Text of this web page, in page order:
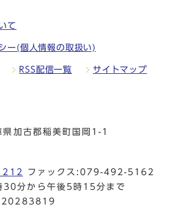
て
ー(個人情報の取扱い)
RSS配信一覧 サイトマップ
加古郡稲美町国岡1-1
ファックス:079-492-5162
30分から午後5時15分まで